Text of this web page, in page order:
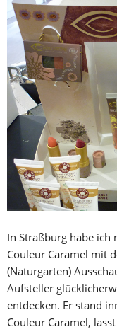
In Straßburg habe ich
Couleur Caramel mit
(Naturgarten)
Aufsteller
entdecken. Er stand
Couleur Caramel,